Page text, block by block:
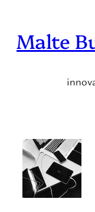
springen
Malte